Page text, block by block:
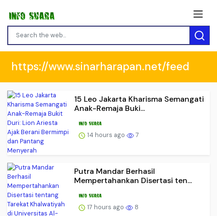
https://www.sinarharapan.net/feed
15 Leo Jakarta Kharisma Semangati
Anak-Remaja Buki...
14 hours ago 7
Putra Mandar Berhasil
Mempertahankan Disertasi ten...
17 hours ago 8